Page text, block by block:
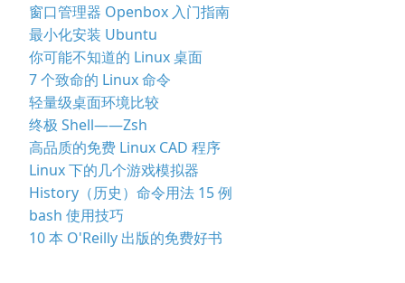
窗口管理器 Openbox 入门指南
最小化安装 Ubuntu
你可能不知道的 Linux 桌面
7 个致命的 Linux 命令
轻量级桌面环境比较
终极 Shell——Zsh
高品质的免费 Linux CAD 程序
Linux 下的几个游戏模拟器
History（历史）命令用法 15 例
bash 使用技巧
10 本 O'Reilly 出版的免费好书